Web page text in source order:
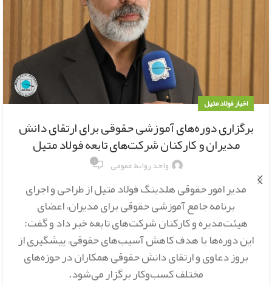
اخبار فولاد متیل
برگزاری دوره‌های آموزشی حقوقی برای ارتقای دانش
مدیران و کارکنان شرکت‌های تابعه فولاد متیل
واحد روابط عمومی ۰
مدیر امور حقوقی هلدینگ فولاد متیل از طراحی و اجرای
برنامه جامع آموزشی حقوقی برای مدیران، اعضای
هیئت‌مدیره و کارکنان شرکت‌های تابعه خبر داد و گفت:
این دوره‌ها با هدف کاهش آسیب‌های حقوقی، پیشگیری از
بروز دعاوی و ارتقای دانش حقوقی همکاران در حوزه‌های
مختلف کسب‌وکار برگزار می‌شود.